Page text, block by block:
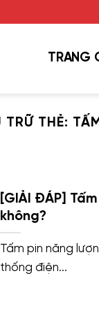
TRANG
TRỮ THẺ:
[GIẢI ĐÁP]
không?
Tấm pin năng
thống điện...